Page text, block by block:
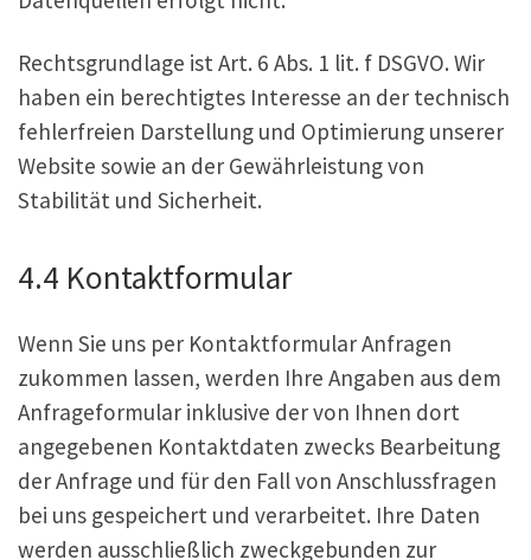
Rechtsgrundlage ist Art. 6 Abs. 1 lit. f DSGVO. Wir
haben ein berechtigtes Interesse an der technisch
fehlerfreien Darstellung und Optimierung unserer
Website sowie an der Gewährleistung von
Stabilität und Sicherheit.
4.4 Kontaktformular
Wenn Sie uns per Kontaktformular Anfragen
zukommen lassen, werden Ihre Angaben aus dem
Anfrageformular inklusive der von Ihnen dort
angegebenen Kontaktdaten zwecks Bearbeitung
der Anfrage und für den Fall von Anschlussfragen
bei uns gespeichert und verarbeitet. Ihre Daten
werden ausschließlich zweckgebunden zur